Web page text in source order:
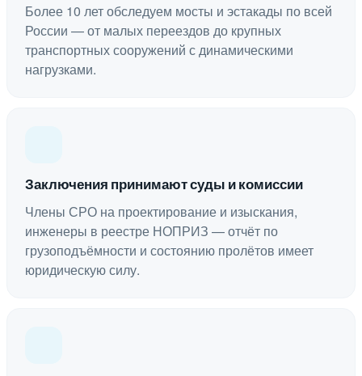
Более 10 лет обследуем мосты и эстакады по всей
России — от малых переездов до крупных
транспортных сооружений с динамическими
нагрузками.
Заключения принимают суды и комиссии
Члены СРО на проектирование и изыскания,
инженеры в реестре НОПРИЗ — отчёт по
грузоподъёмности и состоянию пролётов имеет
юридическую силу.